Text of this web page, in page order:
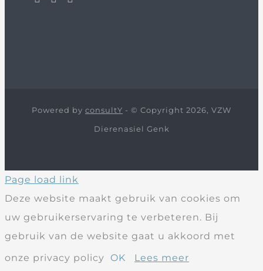
Powered by consultY - © Copyright 2026, VZW
Dierenasiel Genk
Page load link
Deze website maakt gebruik van cookies om
uw gebruikerservaring te verbeteren. Bij
gebruik van de website gaat u akkoord met
onze privacy policy
OK Lees meer